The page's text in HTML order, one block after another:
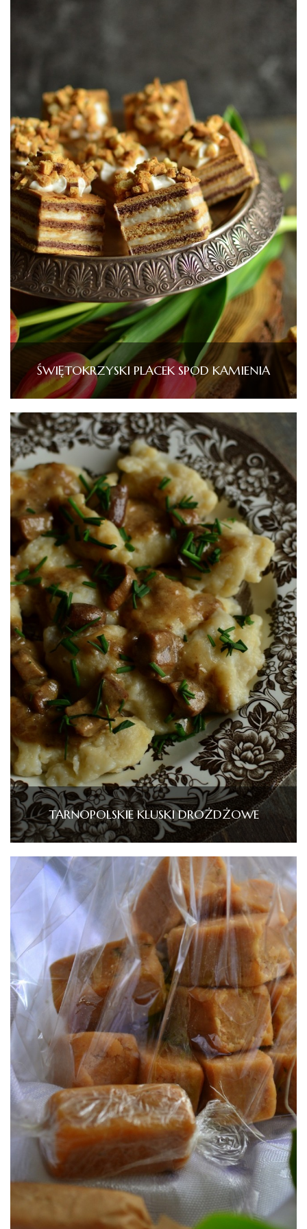
ŚWIĘTOKRZYSKI PLACEK SPOD KAMIENIA
TARNOPOLSKIE KLUSKI DROŻDŻOWE